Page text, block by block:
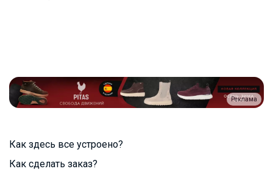
Реклама
Как здесь все устроено?
Как сделать заказ?